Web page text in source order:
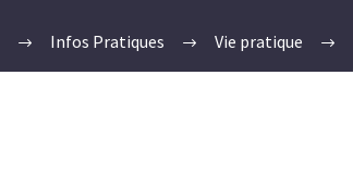
Infos Pratiques Vie pratique